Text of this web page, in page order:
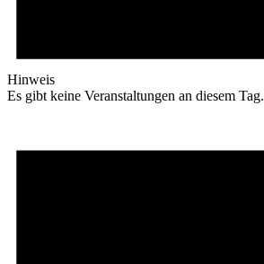
Hinweis
Es gibt keine Veranstaltungen an diesem Tag.